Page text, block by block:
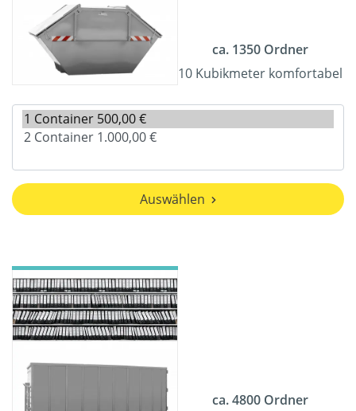
ca. 1350 Ordner
10 Kubikmeter komfortabel
Auswählen
ca. 4800 Ordner